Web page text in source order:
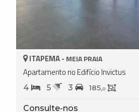
ITAPEMA - MEIA PRAIA
Apartamento no Edifício Invictus
4 5 3 185,0
Consulte-nos